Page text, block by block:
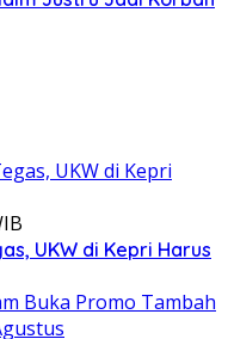
UKW di Kepri Harus